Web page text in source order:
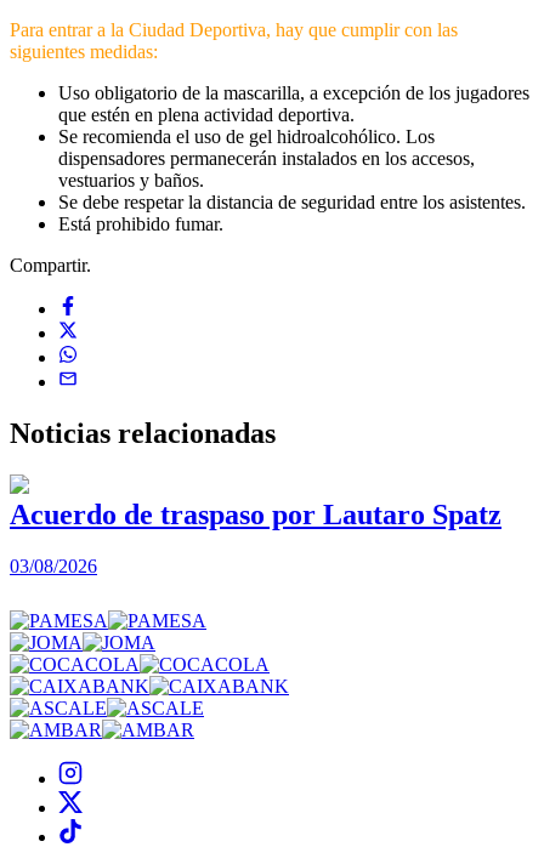
Para entrar a la Ciudad Deportiva, hay que cumplir con las
siguientes medidas:
Uso obligatorio de la mascarilla, a excepción de los jugadores
que estén en plena actividad deportiva.
Se recomienda el uso de gel hidroalcohólico. Los
dispensadores permanecerán instalados en los accesos,
vestuarios y baños.
Se debe respetar la distancia de seguridad entre los asistentes.
Está prohibido fumar.
Compartir.
Noticias relacionadas
Acuerdo de traspaso por Lautaro Spatz
03/08/2026